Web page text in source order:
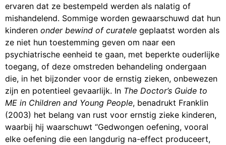
ervaren dat ze bestempeld werden als nalatig of
mishandelend. Sommige worden gewaarschuwd dat hun
kinderen onder bewind of curatele geplaatst worden als
ze niet hun toestemming geven om naar een
psychiatrische eenheid te gaan, met beperkte ouderlijke
toegang, of deze omstreden behandeling ondergaan
die, in het bijzonder voor de ernstig zieken, onbewezen
zijn en potentieel gevaarlijk. In The Doctor’s Guide to
ME in Children and Young People, benadrukt Franklin
(2003) het belang van rust voor ernstig zieke kinderen,
waarbij hij waarschuwt “Gedwongen oefening, vooral
elke oefening die een langdurig na-effect produceert,